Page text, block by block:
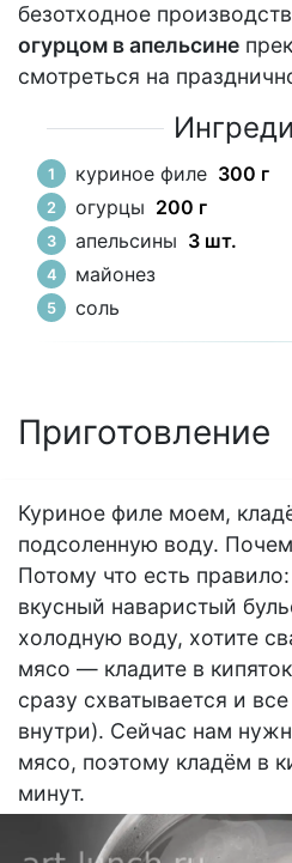
безотходное
огурцом в апельсине
смотреться на
куриное филе 300 г
огурцы 200 г
апельсины 3 шт.
майонез
соль
Приготовление
Куриное филе моем,
подсоленную воду.
Потому что есть
вкусный наваристый
холодную воду, хотите
мясо — кладите в
сразу схватывается и
внутри). Сейчас нам
мясо, поэтому кладём в
минут.